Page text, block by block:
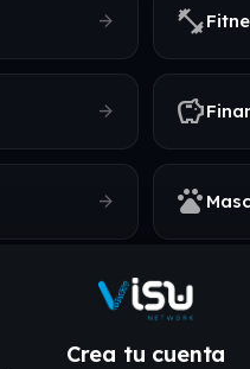
arrow_forward fitness_center
arrow_forward savings
arrow_forward pets
Crea tu cuenta